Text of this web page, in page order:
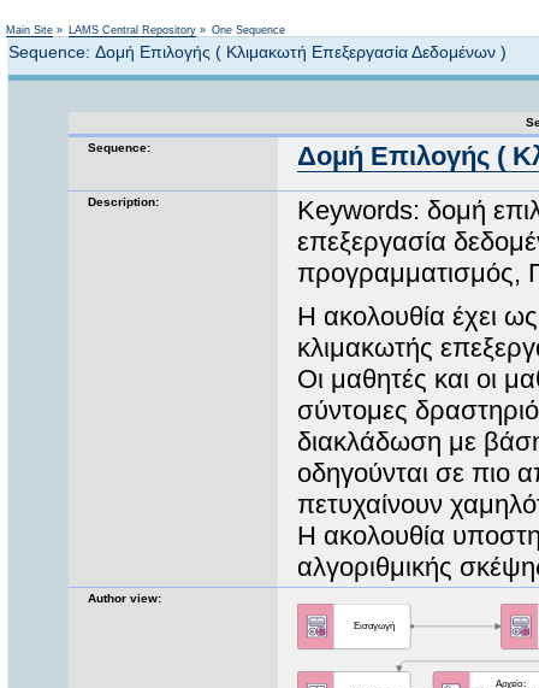
Main Site » LAMS Central Repository » One Sequence
Sequence: Δομή Επιλογής ( Κλιμακωτή Επεξεργασία Δεδομένων )
Sequence:
Δομή Επιλογής (
Description:
Keywords: δομή
επεξεργασία
Η ακολουθία έχει
κλιμακωτής
Οι μαθητές και οι
σύντομες
διακλάδωση με
οδηγούνται σε πιο
πετυχαίνουν
Η ακολουθία
αλγοριθμικής
Author view: